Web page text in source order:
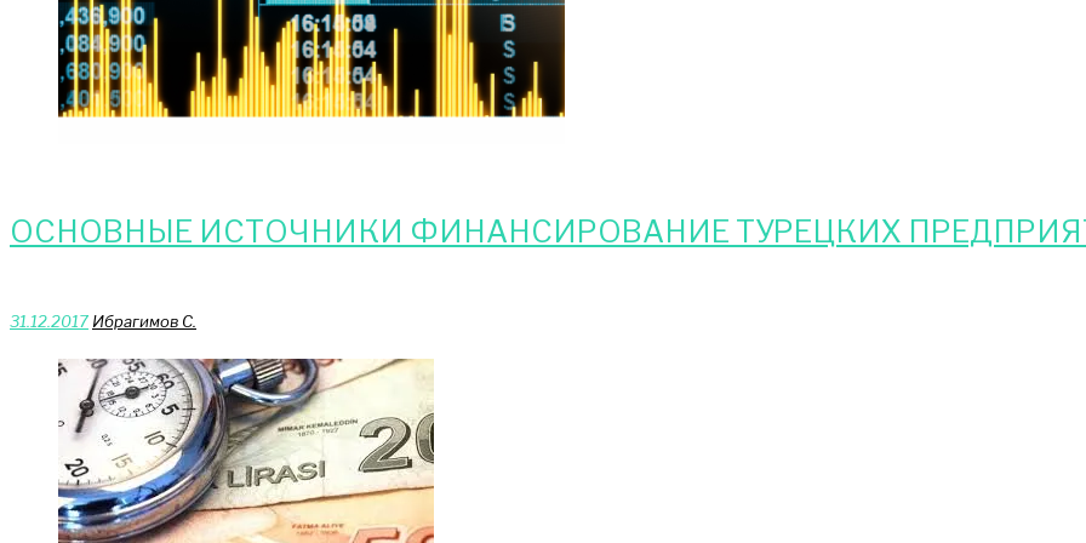
ОСНОВНЫЕ ИСТОЧНИКИ ФИНАНСИРОВАНИЕ ТУРЕЦКИХ
31.12.2017 Ибрагимов С.